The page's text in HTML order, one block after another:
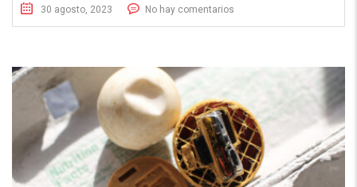
30 agosto, 2023 No hay comentarios